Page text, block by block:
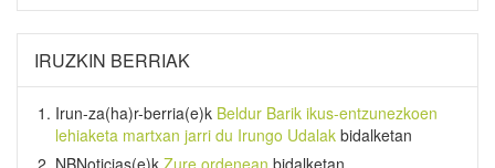
IRUZKIN BERRIAK
Irun-za(ha)r-berria(e)k Beldur Barik ikus-entzunezkoen
lehiaketa martxan jarri du Irungo Udalak bidalketan
NBNoticias(e)k Zure ordenean bidalketan